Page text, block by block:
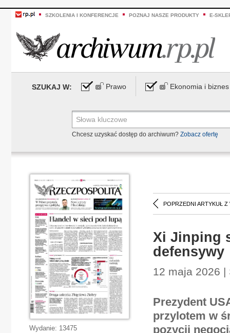
SZKOLENIA I KONFERENCJE POZNAJ NASZE PRODUKTY E-
SZUKAJ W: Prawo Ekonomia i biznes
Chcesz uzyskać dostęp do archiwum? Zobacz ofertę
POPRZEDNI ARTYKUŁ Z
Xi Jinping
defensywy
12 maja 2026 |
Prezydent
przylotem w
pozycji
Wydanie: 13475